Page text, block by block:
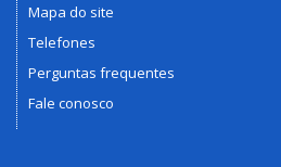
Mapa do site
Telefones
Perguntas frequentes
Fale conosco